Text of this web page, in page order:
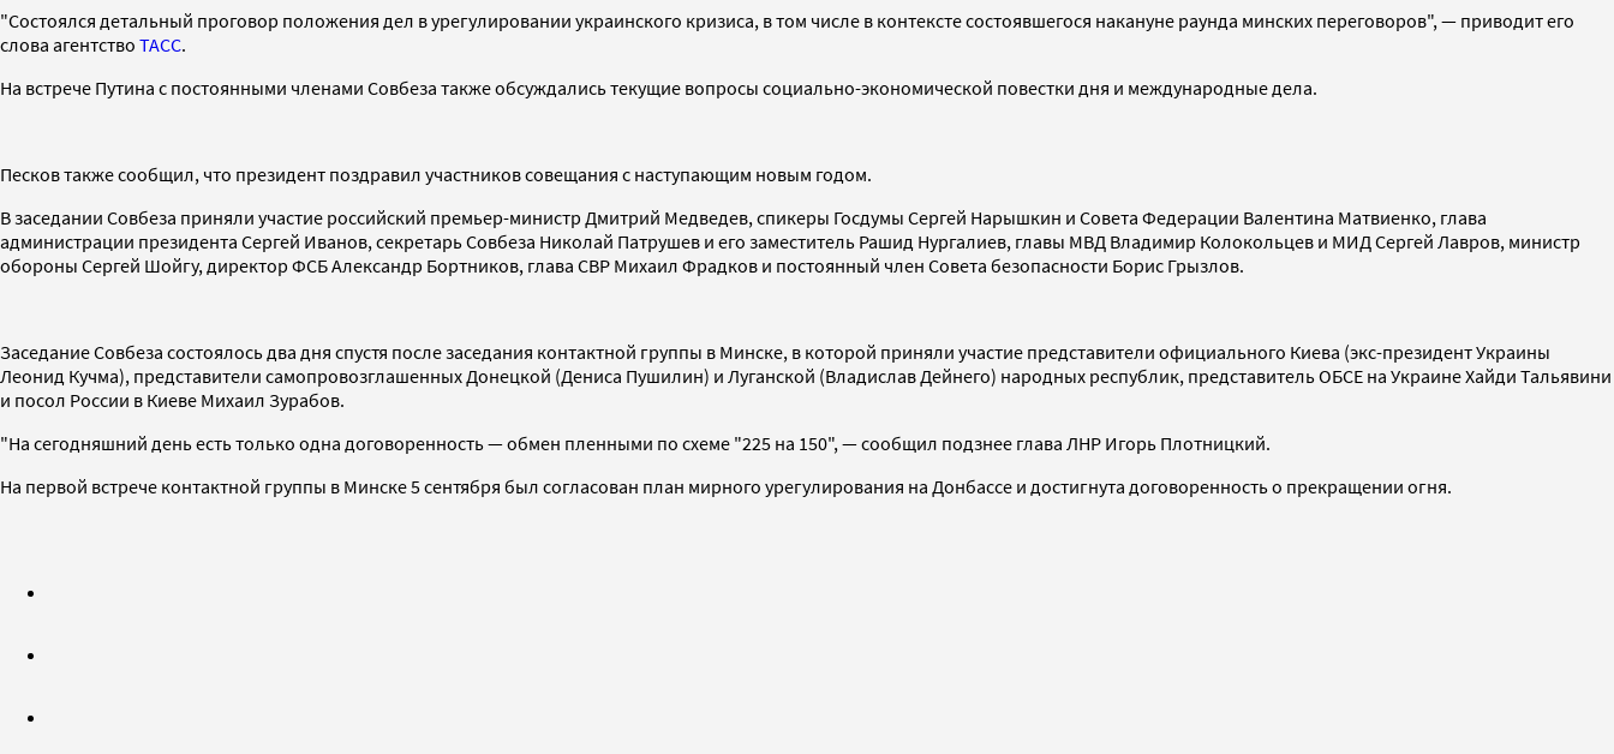
"Состоялся детальный проговор положения дел в урегулировании украинского кризиса, в том числе в контексте состоявшегося накануне раунда минских переговоров", — приводит его
слова агентство ТАСС.
На встрече Путина с постоянными членами Совбеза также обсуждались текущие вопросы социально-экономической повестки дня и международные дела.
Песков также сообщил, что президент поздравил участников совещания с наступающим новым годом.
В заседании Совбеза приняли участие российский премьер-министр Дмитрий Медведев, спикеры Госдумы Сергей Нарышкин и Совета Федерации Валентина Матвиенко, глава
администрации президента Сергей Иванов, секретарь Совбеза Николай Патрушев и его заместитель Рашид Нургалиев, главы МВД Владимир Колокольцев и МИД Сергей Лавров, министр
обороны Сергей Шойгу, директор ФСБ Александр Бортников, глава СВР Михаил Фрадков и постоянный член Совета безопасности Борис Грызлов.
Заседание Совбеза состоялось два дня спустя после заседания контактной группы в Минске, в которой приняли участие представители официального Киева (экс-президент Украины
Леонид Кучма), представители самопровозглашенных Донецкой (Дениса Пушилин) и Луганской (Владислав Дейнего) народных республик, представитель ОБСЕ на Украине Хайди Тальявини
и посол России в Киеве Михаил Зурабов.
"На сегодняшний день есть только одна договоренность — обмен пленными по схеме "225 на 150", — сообщил подзнее глава ЛНР Игорь Плотницкий.
На первой встрече контактной группы в Минске 5 сентября был согласован план мирного урегулирования на Донбассе и достигнута договоренность о прекращении огня.